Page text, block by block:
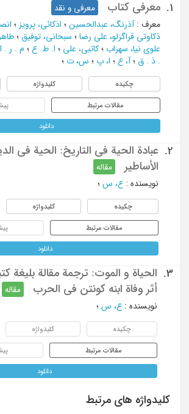
1. معرفی کتاب
معرفی و نقد
معرف : آذرنگ، عبدالحسین ؛ اذکائی، پرویز ؛
ذکاوتی قراگزلو، علی رضا ؛ سبحانی، توفیق ؛
علوی نیا، سهراب ؛ کاتبی، علی ؛ ا. ط. ع ؛ م . ر . ا
. ذ . ق ؛ آ، ع ؛ ا، پ ؛ س، ت ؛
چکیده کلیدواژه
مقالات مرتبط
دانلود
2.
عبادة الحیة فی التاریخ: الحیة فی
الأساطیر
مقاله
نویسنده : ع، س ؛
چکیده کلیدواژه
مقالات مرتبط
دانلود
3.
الحیاة و الموت: ترجمة مقالة بلیغة
أثر وفاة ابنه کونتن فی الحرب
مقاله
نویسنده : ع، س ؛
چکیده کلیدواژه
مقالات مرتبط
دانلود
کلیدواژه های مرتبط